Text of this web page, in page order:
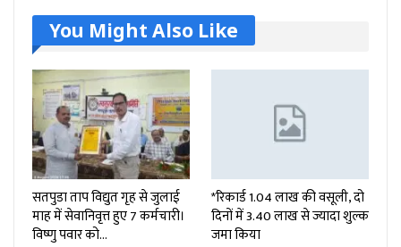
You Might Also Like
सतपुडा ताप विद्युत गृह से जुलाई
माह में सेवानिवृत्त हुए 7 कर्मचारी।
विष्णु पवार को…
*रिकार्ड 1.04 लाख की वसूली, दो
दिनों में 3.40 लाख से ज्यादा शुल्क
जमा किया